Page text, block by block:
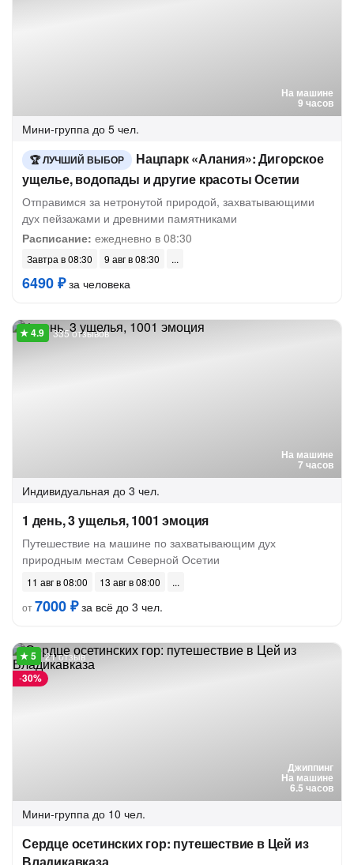
На машине
9 часов
Мини-группа до 5 чел.
ЛУЧШИЙ ВЫБОР
Нацпарк «Алания»: Дигорское
ущелье, водопады и другие красоты Осетии
Отправимся за нетронутой природой, захватывающими
дух пейзажами и древними памятниками
Расписание: ежедневно в 08:30
Завтра в 08:30 9 авг в 08:30
6490 ₽за человека
На машине
7 часов
335 отзывов
Индивидуальная до 3 чел.
1 день, 3 ущелья, 1001 эмоция
Путешествие на машине по захватывающим дух
природным местам Северной Осетии
11 авг в 08:00
13 авг в 08:00
от7000 ₽за всё до 3 чел.
Джиппинг
На машине
6.5 часов
-30%
21 отзыв
Мини-группа до 10 чел.
Сердце осетинских гор: путешествие в Цей из